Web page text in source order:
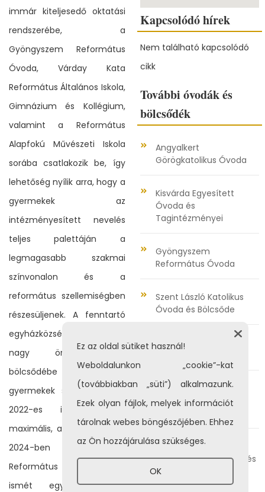
immár kiteljesedő oktatási
rendszerébe, a
Gyöngyszem Református
Óvoda, Várday Kata
Református Általános Iskola,
Gimnázium és Kollégium,
valamint a Református
Alapfokú Művészeti Iskola
sorába csatlakozik be, így
lehetőség nyílik arra, hogy a
gyermekek az
intézményesített nevelés
teljes palettáján a
legmagasabb szakmai
színvonalon és a
református szellemiségben
részesüljenek. A fenntartó
egyházközség számára
nagy öröm, hogy
bölcsődébe beiratkozott
gyermekek száma már a
2022-es induláskor a
maximális, azaz 24 fő volt.
2024-ben a Kisvárdai
Református Egyházközség
ismét egy történelmi
Kapcsolódó hírek
Nem található kapcsolódó
cikk
További óvodák és
bölcsődék
Angyalkert
Görögkatolikus Óvoda
Kisvárda Egyesített
Óvoda és
Tagintézményei
Gyöngyszem
Református Óvoda
Szent László Katolikus
Óvoda és Bölcsőde
Szent Miklós ISZK
Szent Miklós ISZK Szent
György Görögkatolikus
Harmatcsepp
Református Bölcsőde és
Liliom Református
Bölcsőde
Ez az oldal sütiket használ!
Weboldalunkon „cookie”-kat
(továbbiakban „süti”) alkalmazunk.
Ezek olyan fájlok, melyek információt
tárolnak webes böngészőjében. Ehhez
az Ön hozzájárulása szükséges.
OK